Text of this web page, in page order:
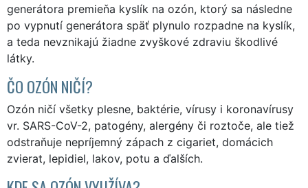
generátora premieňa kyslík na ozón, ktorý sa následne
po vypnutí generátora späť plynulo rozpadne na kyslík,
a teda nevznikajú žiadne zvyškové zdraviu škodlivé
látky.
ČO OZÓN NIČÍ?
Ozón ničí všetky plesne, baktérie, vírusy i koronavírusy
vr. SARS-CoV-2, patogény, alergény či roztoče, ale tiež
odstraňuje nepríjemný zápach z cigariet, domácich
zvierat, lepidiel, lakov, potu a ďalších.